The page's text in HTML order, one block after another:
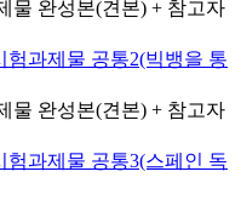
물 완성본(견본) + 참고자
험과제물 공통2(빅뱅을 통
물 완성본(견본) + 참고자
험과제물 공통3(스페인 독